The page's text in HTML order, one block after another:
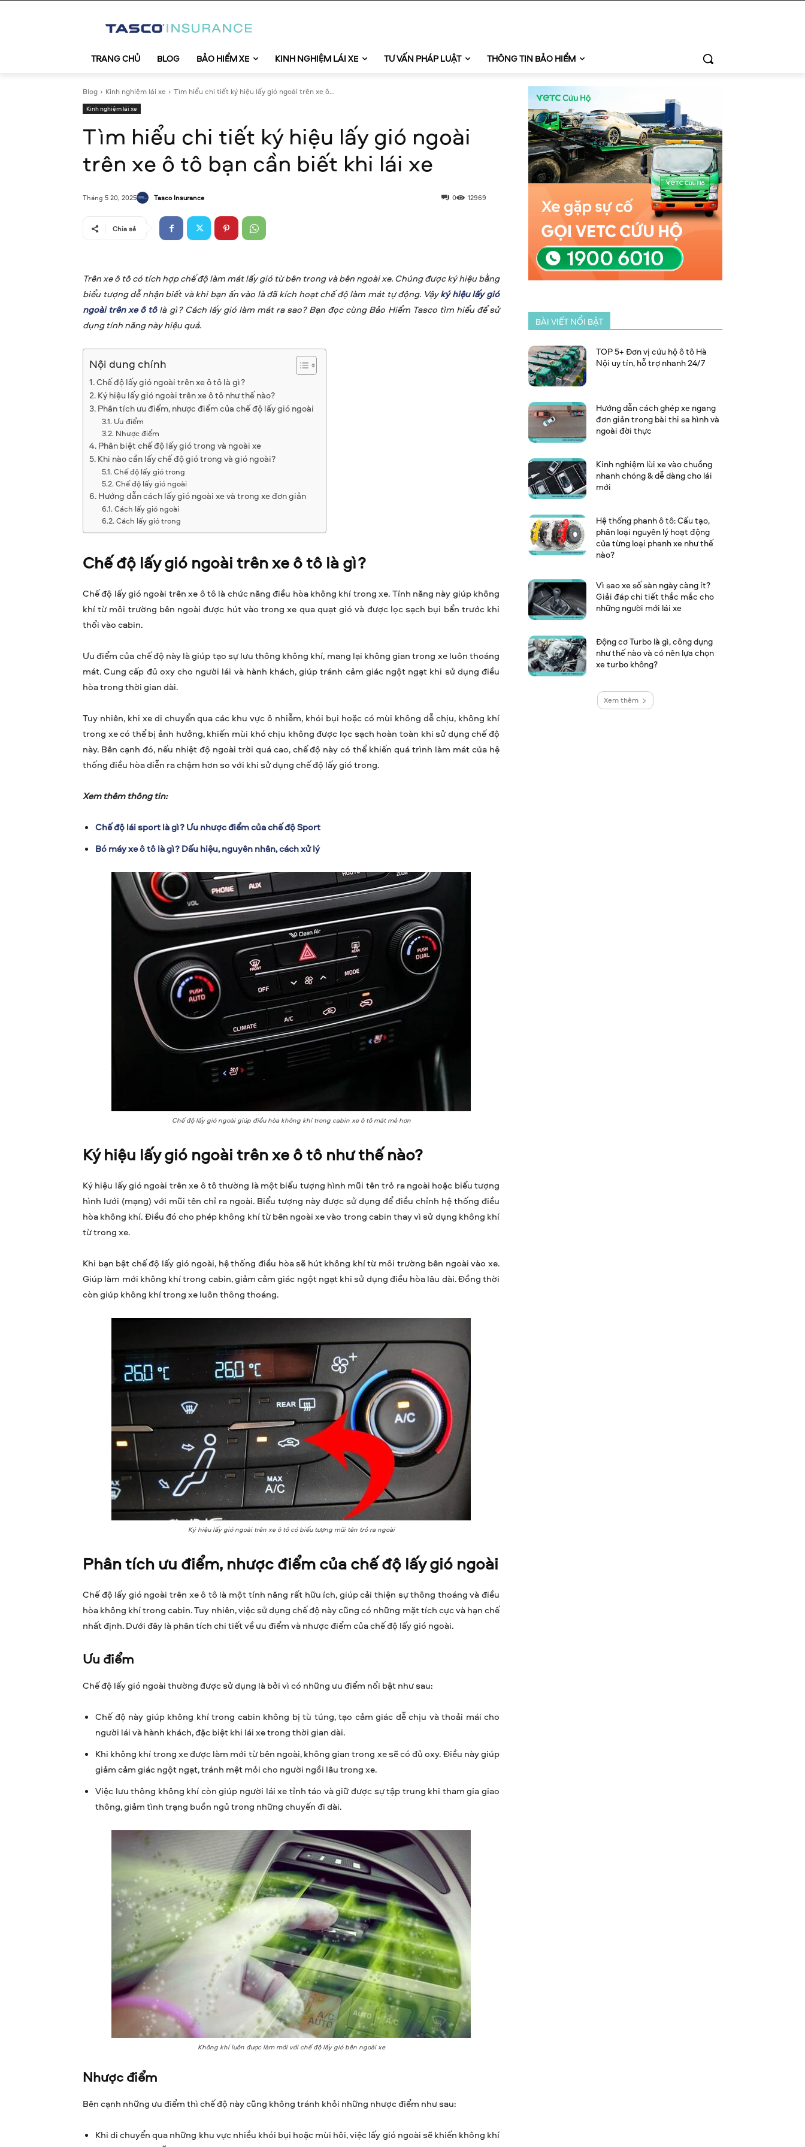
TRANG CHỦ BLOG BẢO HIỂM XE KINH NGHIỆM LÁI XE TƯ VẤN PHÁP LUẬT THÔNG TIN BẢO HIỂM
Blog Kinh nghiệm lái xe Tìm hiểu chi tiết ký hiệu lấy gió ngoài trên xe ô...
Kinh nghiệm lái xe
Tìm hiểu chi tiết ký hiệu lấy gió ngoài
trên xe ô tô bạn cần biết khi lái xe
0 12969
Tháng 5 20, 2025 Tasco Insurance
Chia sẻ
Trên xe ô tô có tích hợp chế độ làm mát lấy gió từ bên trong và bên ngoài xe. Chúng được ký hiệu bằng
biểu tượng dễ nhận biết và khi bạn ấn vào là đã kích hoạt chế độ làm mát tự động. Vậyký hiệu lấy gió
ngoài trên xe ô tôlà gì? Cách lấy gió làm mát ra sao? Bạn đọc cùng Bảo Hiểm Tasco tìm hiểu để sử
dụng tính năng này hiệu quả.
Nội dung chính
Chế độ lấy gió ngoài trên xe ô tô là gì?
Ký hiệu lấy gió ngoài trên xe ô tô như thế nào?
Phân tích ưu điểm, nhược điểm của chế độ lấy gió ngoài
Ưu điểm
Nhược điểm
Phân biệt chế độ lấy gió trong và ngoài xe
Khi nào cần lấy chế độ gió trong và gió ngoài?
Chế độ lấy gió trong
Chế độ lấy gió ngoài
Hướng dẫn cách lấy gió ngoài xe và trong xe đơn giản
Cách lấy gió ngoài
Cách lấy gió trong
Chế độ lấy gió ngoài trên xe ô tô là gì?
Chế độ lấy gió ngoài trên xe ô tô là chức năng điều hòa không khí trong xe. Tính năng này giúp không
khí từ môi trường bên ngoài được hút vào trong xe qua quạt gió và được lọc sạch bụi bẩn trước khi
thổi vào cabin.
Ưu điểm của chế độ này là giúp tạo sự lưu thông không khí, mang lại không gian trong xe luôn thoáng
mát. Cung cấp đủ oxy cho người lái và hành khách, giúp tránh cảm giác ngột ngạt khi sử dụng điều
hòa trong thời gian dài.
Tuy nhiên, khi xe di chuyển qua các khu vực ô nhiễm, khói bụi hoặc có mùi không dễ chịu, không khí
trong xe có thể bị ảnh hưởng, khiến mùi khó chịu không được lọc sạch hoàn toàn khi sử dụng chế độ
này. Bên cạnh đó, nếu nhiệt độ ngoài trời quá cao, chế độ này có thể khiến quá trình làm mát của hệ
thống điều hòa diễn ra chậm hơn so với khi sử dụng chế độ lấy gió trong.
Xem thêm thông tin:
Chế độ lái sport là gì? Ưu nhược điểm của chế độ Sport
Bó máy xe ô tô là gì? Dấu hiệu, nguyên nhân, cách xử lý
Chế độ lấy gió ngoài giúp điều hòa không khí trong cabin xe ô tô mát mẻ hơn
Ký hiệu lấy gió ngoài trên xe ô tô như thế nào?
Ký hiệu lấy gió ngoài trên xe ô tô thường là một biểu tượng hình mũi tên trỏ ra ngoài hoặc biểu tượng
hình lưới (mạng) với mũi tên chỉ ra ngoài. Biểu tượng này được sử dụng để điều chỉnh hệ thống điều
hòa không khí. Điều đó cho phép không khí từ bên ngoài xe vào trong cabin thay vì sử dụng không khí
từ trong xe.
Khi bạn bật chế độ lấy gió ngoài, hệ thống điều hòa sẽ hút không khí từ môi trường bên ngoài vào xe.
Giúp làm mới không khí trong cabin, giảm cảm giác ngột ngạt khi sử dụng điều hòa lâu dài. Đồng thời
còn giúp không khí trong xe luôn thông thoáng.
Ký hiệu lấy gió ngoài trên xe ô tô có biểu tượng mũi tên trỏ ra ngoài
Phân tích ưu điểm, nhược điểm của chế độ lấy gió ngoài
Chế độ lấy gió ngoài trên xe ô tô là một tính năng rất hữu ích, giúp cải thiện sự thông thoáng và điều
hòa không khí trong cabin. Tuy nhiên, việc sử dụng chế độ này cũng có những mặt tích cực và hạn chế
nhất định. Dưới đây là phân tích chi tiết về ưu điểm và nhược điểm của chế độ lấy gió ngoài.
Ưu điểm
Chế độ lấy gió ngoài thường được sử dụng là bởi vì có những ưu điểm nổi bật như sau:
Chế độ này giúp không khí trong cabin không bị tù túng, tạo cảm giác dễ chịu và thoải mái cho
người lái và hành khách, đặc biệt khi lái xe trong thời gian dài.
Khi không khí trong xe được làm mới từ bên ngoài, không gian trong xe sẽ có đủ oxy. Điều này giúp
giảm cảm giác ngột ngạt, tránh mệt mỏi cho người ngồi lâu trong xe.
Việc lưu thông không khí còn giúp người lái xe tỉnh táo và giữ được sự tập trung khi tham gia giao
thông, giảm tình trạng buồn ngủ trong những chuyến đi dài.
Không khí luôn được làm mới với chế độ lấy gió bên ngoài xe
Nhược điểm
Bên cạnh những ưu điểm thì chế độ này cũng không tránh khỏi những nhược điểm như sau:
Khi di chuyển qua những khu vực nhiều khói bụi hoặc mùi hôi, việc lấy gió ngoài sẽ khiến không khí
BÀI VIẾT NỔI BẬT
TOP 5+ Đơn vị cứu hộ ô tô Hà
Nội uy tín, hỗ trợ nhanh 24/7
Hướng dẫn cách ghép xe ngang
đơn giản trong bài thi sa hình và
ngoài đời thực
Kinh nghiệm lùi xe vào chuồng
nhanh chóng & dễ dàng cho lái
mới
Hệ thống phanh ô tô: Cấu tạo,
phân loại nguyên lý hoạt động
của từng loại phanh xe như thế
nào?
Vì sao xe số sàn ngày càng ít?
Giải đáp chi tiết thắc mắc cho
những người mới lái xe
Động cơ Turbo là gì, công dụng
như thế nào và có nên lựa chọn
xe turbo không?
Xem thêm